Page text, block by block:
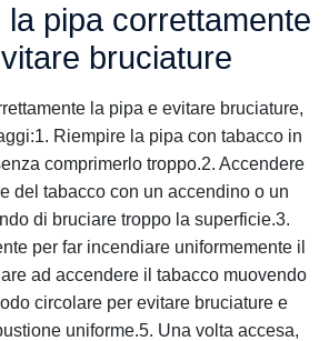
pipa correttamente
bruciature
la pipa e evitare bruciature,
Riempire la pipa con tabacco in
comprimerlo troppo.2. Accendere
del tabacco con un accendino o un
di bruciare troppo la superficie.3.
per far incendiare uniformemente il
ad accendere il tabacco muovendo
circolare per evitare bruciature e
uniforme.5. Una volta accesa,